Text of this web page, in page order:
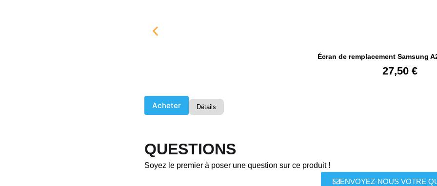
Écran de remplacement Samsung
27,50 €
Acheter Détails
QUESTIONS
Soyez le premier à poser une question sur ce produit !
ENVOYEZ-NOUS VOTRE